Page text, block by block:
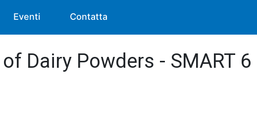
Eventi Contatta
Dairy Powders - SMART 6